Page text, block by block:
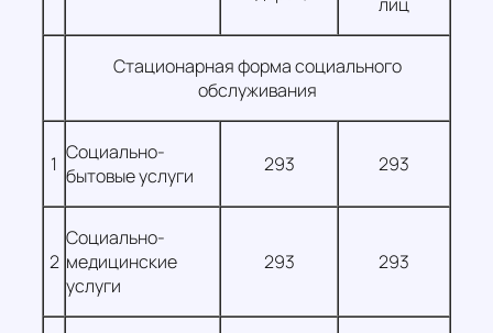
Стационарная форма социального
обслуживания
1 Социально-
бытовые услуги
293 293
2
Социально-
медицинские
услуги
293 293